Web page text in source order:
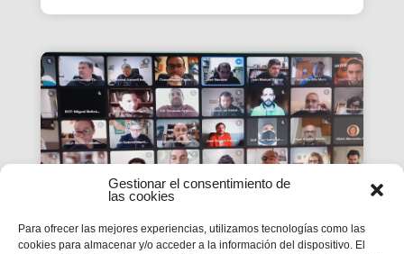
Gestionar el consentimiento de
las cookies
Para ofrecer las mejores experiencias, utilizamos tecnologías como las
cookies para almacenar y/o acceder a la información del dispositivo. El